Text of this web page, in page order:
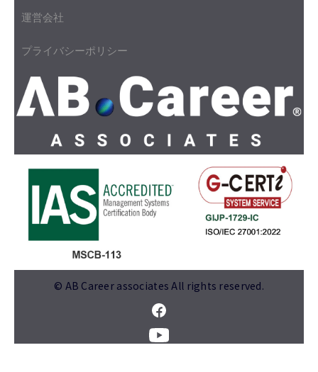
運営会社
プライバシーポリシー
© AB Career associates All rights reserved.